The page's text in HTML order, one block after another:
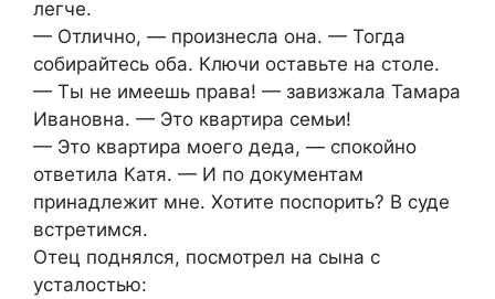
легче.
— Отлично, — произнесла она. — Тогда
собирайтесь оба. Ключи оставьте на столе.
— Ты не имеешь права! — завизжала Тамара
Ивановна. — Это квартира семьи!
— Это квартира моего деда, — спокойно
ответила Катя. — И по документам
принадлежит мне. Хотите поспорить? В суде
встретимся.
Отец поднялся, посмотрел на сына с
усталостью: